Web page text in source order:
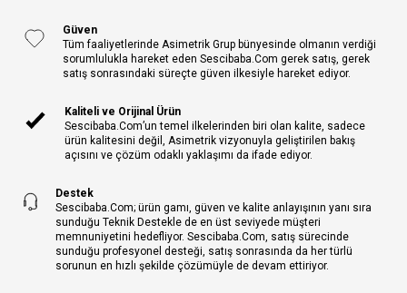
Güven
Tüm faaliyetlerinde Asimetrik Grup bünyesinde olmanın verdiği
sorumlulukla hareket eden Sescibaba.Com gerek satış, gerek
satış sonrasındaki süreçte güven ilkesiyle hareket ediyor.
Kaliteli ve Orijinal Ürün
Sescibaba.Com’un temel ilkelerinden biri olan kalite, sadece
ürün kalitesini değil, Asimetrik vizyonuyla geliştirilen bakış
açısını ve çözüm odaklı yaklaşımı da ifade ediyor.
Destek
Sescibaba.Com; ürün gamı, güven ve kalite anlayışının yanı sıra
sunduğu Teknik Destekle de en üst seviyede müşteri
memnuniyetini hedefliyor. Sescibaba.Com, satış sürecinde
sunduğu profesyonel desteği, satış sonrasında da her türlü
sorunun en hızlı şekilde çözümüyle de devam ettiriyor.